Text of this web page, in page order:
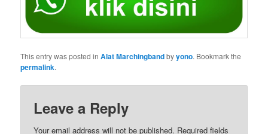
This entry was posted inAlat Marchingbandbyyono. Bookmark the
permalink.
Leave a Reply
Your email address will not be published. Required fields